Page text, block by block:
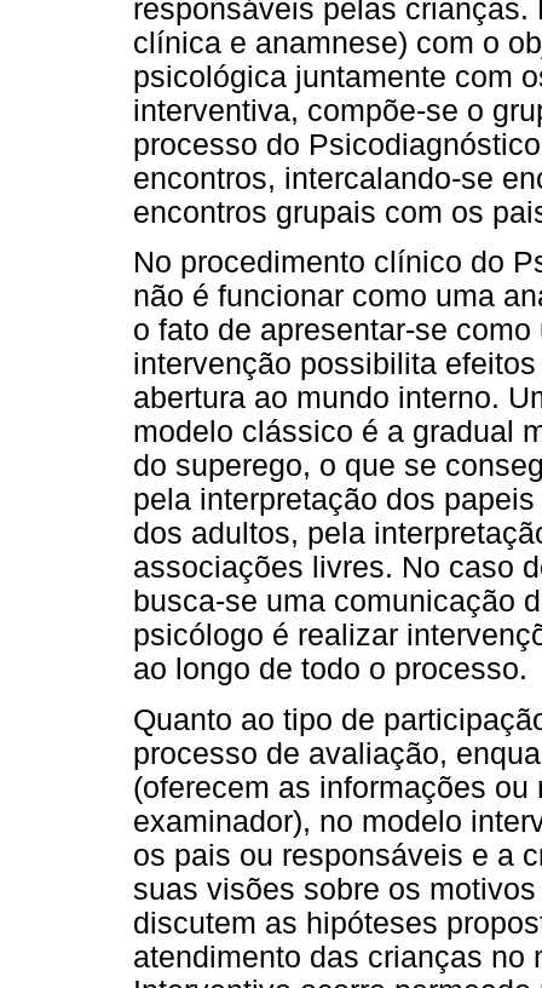
responsáveis pelas
clínica e anamnese) com o
psicológica juntamente com
interventiva, compõe-se o
processo do
encontros, intercalando-se
encontros grupais com os
No procedimento clínico do
não é funcionar como uma
o fato de apresentar-se
intervenção possibilita
abertura ao mundo interno.
modelo clássico é a gradual
do superego, o que se
pela interpretação dos
dos adultos, pela
associações livres. No caso
busca-se uma comunicação
psicólogo é realizar
ao longo de todo o processo.
Quanto ao tipo de
processo de avaliação,
(oferecem as informações
examinador), no modelo
os pais ou responsáveis e a
suas visões sobre os
discutem as hipóteses
atendimento das crianças no